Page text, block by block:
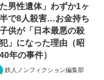
男性遺体」わずか1ヶ
で8人殺害…お金持ち
供が「日本最悪の殺
」になった理由（昭
年の事件）
鉄人ノンフィクション編集部